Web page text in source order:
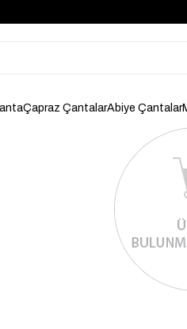
Çapraz ÇantalarAbiye Çantalar